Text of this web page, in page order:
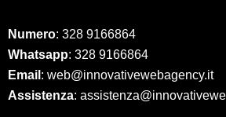
Numero: 328 9166864
Whatsapp: 328 9166864
Email : web@innovativewebagency.it
Assistenza: